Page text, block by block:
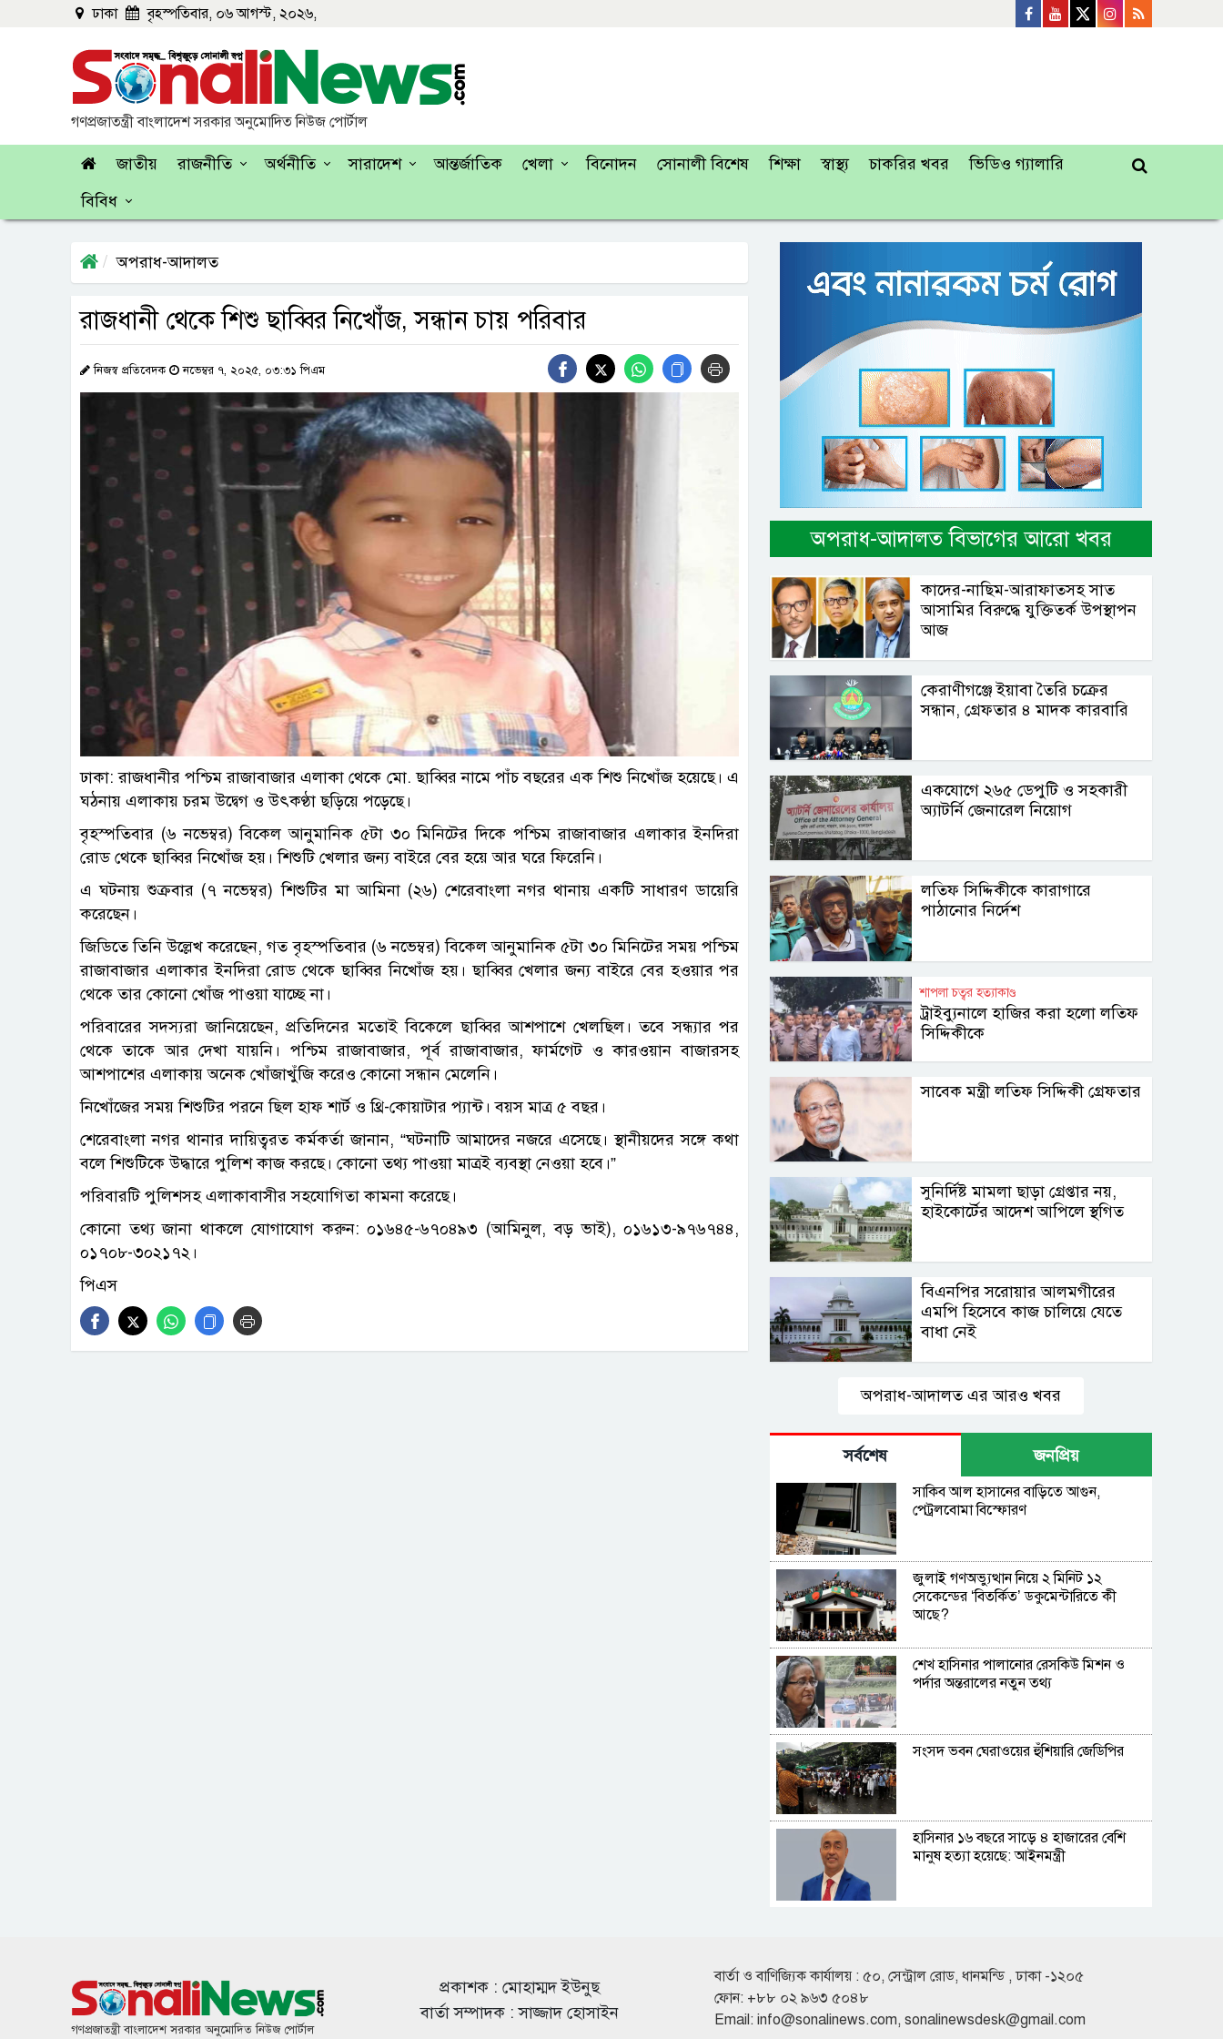
ঢাকা বৃহস্পতিবার, ০৬ আগস্ট, ২০২৬,
গণপ্রজাতন্ত্রী বাংলাদেশ সরকার অনুমোদিত নিউজ পোর্টাল
জাতীয় রাজনীতি অর্থনীতি সারাদেশ আন্তর্জাতিক খেলা বিনোদন সোনালী বিশেষ শিক্ষা স্বাস্থ্য চাকরির খবর
ভিডিও গ্যালারি
বিবিধ
অপরাধ-আদালত
রাজধানী থেকে শিশু ছাব্বির নিখোঁজ, সন্ধান চায় পরিবার
নিজস্ব প্রতিবেদক নভেম্বর ৭, ২০২৫, ০৩:৩১ পিএম
ছবি : প্রতিনিধি
ঢাকা: রাজধানীর পশ্চিম রাজাবাজার এলাকা থেকে মো. ছাব্বির নামে পাঁচ বছরের এক শিশু নিখোঁজ হয়েছে। এ
ঘঠনায় এলাকায় চরম উদ্বেগ ও উৎকণ্ঠা ছড়িয়ে পড়েছে।
বৃহস্পতিবার (৬ নভেম্বর) বিকেল আনুমানিক ৫টা ৩০ মিনিটের দিকে পশ্চিম রাজাবাজার এলাকার ইনদিরা
রোড থেকে ছাব্বির নিখোঁজ হয়। শিশুটি খেলার জন্য বাইরে বের হয়ে আর ঘরে ফিরেনি।
এ ঘটনায় শুক্রবার (৭ নভেম্বর) শিশুটির মা আমিনা (২৬) শেরেবাংলা নগর থানায় একটি সাধারণ ডায়েরি
করেছেন।
জিডিতে তিনি উল্লেখ করেছেন, গত বৃহস্পতিবার (৬ নভেম্বর) বিকেল আনুমানিক ৫টা ৩০ মিনিটের সময় পশ্চিম
রাজাবাজার এলাকার ইনদিরা রোড থেকে ছাব্বির নিখোঁজ হয়। ছাব্বির খেলার জন্য বাইরে বের হওয়ার পর
থেকে তার কোনো খোঁজ পাওয়া যাচ্ছে না।
পরিবারের সদস্যরা জানিয়েছেন, প্রতিদিনের মতোই বিকেলে ছাব্বির আশপাশে খেলছিল। তবে সন্ধ্যার পর
থেকে তাকে আর দেখা যায়নি। পশ্চিম রাজাবাজার, পূর্ব রাজাবাজার, ফার্মগেট ও কারওয়ান বাজারসহ
আশপাশের এলাকায় অনেক খোঁজাখুঁজি করেও কোনো সন্ধান মেলেনি।
নিখোঁজের সময় শিশুটির পরনে ছিল হাফ শার্ট ও থ্রি-কোয়াটার প্যান্ট। বয়স মাত্র ৫ বছর।
শেরেবাংলা নগর থানার দায়িত্বরত কর্মকর্তা জানান, “ঘটনাটি আমাদের নজরে এসেছে। স্থানীয়দের সঙ্গে কথা
বলে শিশুটিকে উদ্ধারে পুলিশ কাজ করছে। কোনো তথ্য পাওয়া মাত্রই ব্যবস্থা নেওয়া হবে।”
পরিবারটি পুলিশসহ এলাকাবাসীর সহযোগিতা কামনা করেছে।
কোনো তথ্য জানা থাকলে যোগাযোগ করুন: ০১৬৪৫-৬৭০৪৯৩ (আমিনুল, বড় ভাই), ০১৬১৩-৯৭৬৭৪৪,
০১৭০৮-৩০২১৭২।
পিএস
অপরাধ-আদালত বিভাগের আরো খবর
কাদের-নাছিম-আরাফাতসহ সাত
আসামির বিরুদ্ধে যুক্তিতর্ক উপস্থাপন
আজ
কেরাণীগঞ্জে ইয়াবা তৈরি চক্রের
সন্ধান, গ্রেফতার ৪ মাদক কারবারি
একযোগে ২৬৫ ডেপুটি ও সহকারী
অ্যাটর্নি জেনারেল নিয়োগ
লতিফ সিদ্দিকীকে কারাগারে
পাঠানোর নির্দেশ
শাপলা চত্বর হত্যাকাণ্ড
ট্রাইব্যুনালে হাজির করা হলো লতিফ
সিদ্দিকীকে
সাবেক মন্ত্রী লতিফ সিদ্দিকী গ্রেফতার
সুনির্দিষ্ট মামলা ছাড়া গ্রেপ্তার নয়,
হাইকোর্টের আদেশ আপিলে স্থগিত
বিএনপির সরোয়ার আলমগীরের
এমপি হিসেবে কাজ চালিয়ে যেতে
বাধা নেই
অপরাধ-আদালত এর আরও খবর
সর্বশেষ জনপ্রিয়
সাকিব আল হাসানের বাড়িতে আগুন,
পেট্রলবোমা বিস্ফোরণ
জুলাই গণঅভ্যুত্থান নিয়ে ২ মিনিট ১২
সেকেন্ডের ‘বিতর্কিত’ ডকুমেন্টারিতে কী
আছে?
শেখ হাসিনার পালানোর রেসকিউ মিশন ও
পর্দার অন্তরালের নতুন তথ্য
সংসদ ভবন ঘেরাওয়ের হুঁশিয়ারি জেডিপির
হাসিনার ১৬ বছরে সাড়ে ৪ হাজারের বেশি
মানুষ হত্যা হয়েছে: আইনমন্ত্রী
ভিসা নিয়ে বাংলাদেশিদের জন্য ভারতীয়
হাইকমিশনের সতর্কবার্তা
গণপ্রজাতন্ত্রী বাংলাদেশ সরকার অনুমোদিত নিউজ পোর্টাল
প্রকাশক : মোহাম্মদ ইউনুছ
বার্তা সম্পাদক : সাজ্জাদ হোসাইন
বার্তা ও বাণিজ্যিক কার্যালয় : ৫০, সেন্ট্রাল রোড, ধানমন্ডি , ঢাকা -১২০৫
ফোন: +৮৮ ০২ ৯৬৩ ৫০৪৮
Email: info@sonalinews.com, sonalinewsdesk@gmail.com